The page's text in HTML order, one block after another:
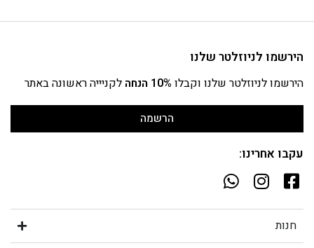
הירשמו לניוזלטר שלנו
הירשמו לניוזלטר שלנו וקבלו 10% הנחה לקניייה ראשונה באתר
הרשמה
עקבו אחרינו:
חנות